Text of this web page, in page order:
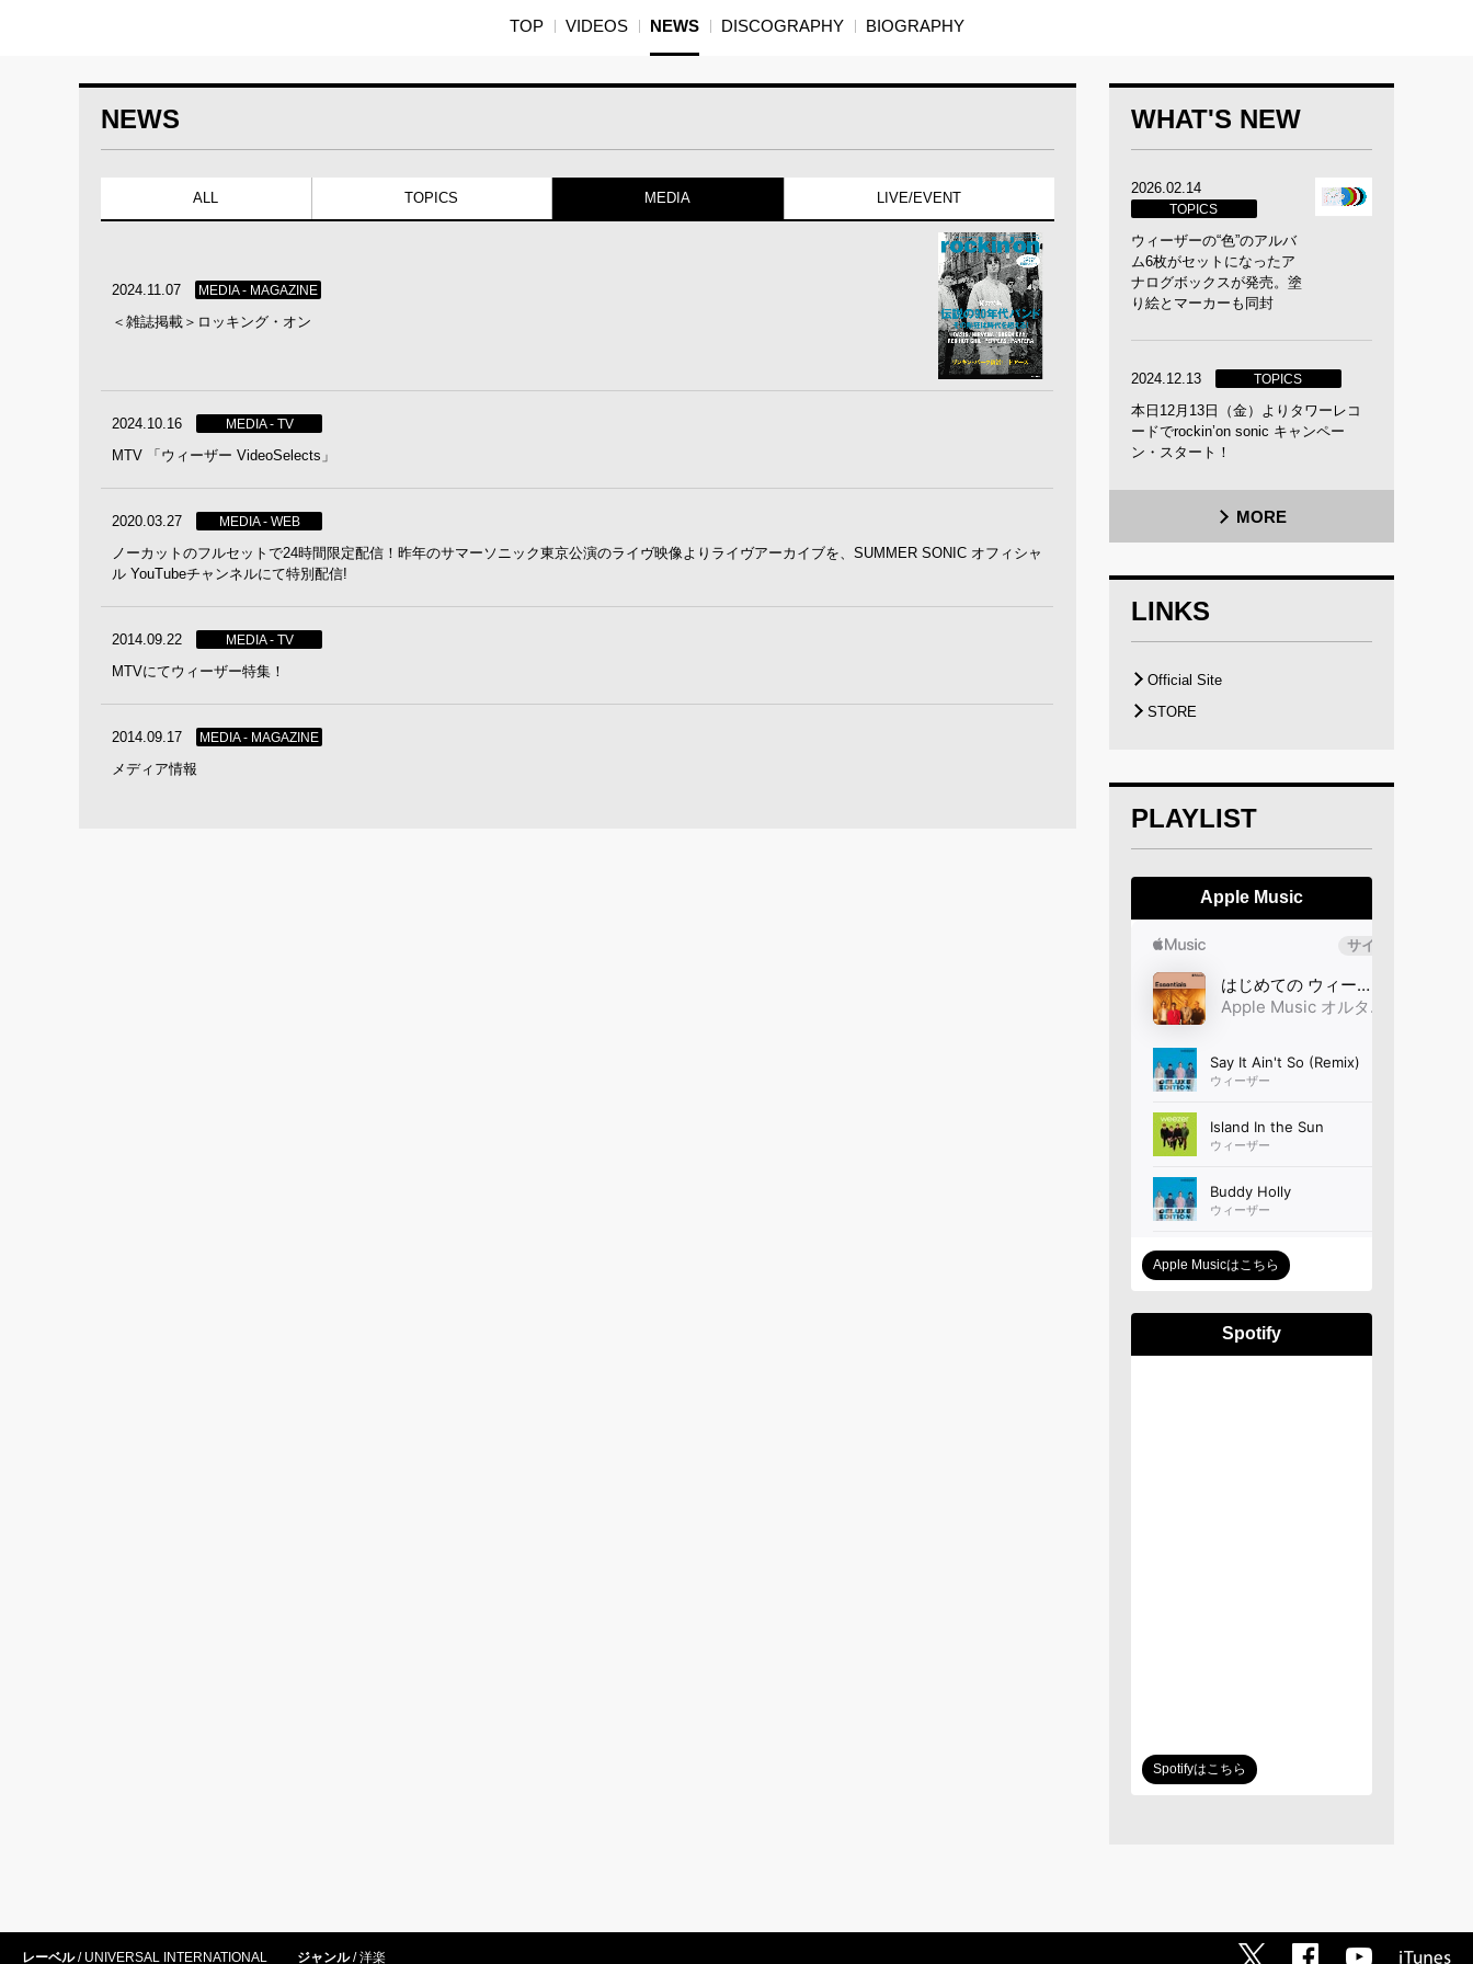
TOP VIDEOS NEWS DISCOGRAPHY BIOGRAPHY
NEWS
ALL TOPICS MEDIA LIVE/EVENT
2024.11.07 MEDIA - MAGAZINE
＜雑誌掲載＞ロッキング・オン
2024.10.16 MEDIA - TV
MTV 「ウィーザー VideoSelects」
2020.03.27 MEDIA - WEB
ノーカットのフルセットで24時間限定配信！昨年のサマーソニック東京公演のライヴ映像よりライヴアーカイブを、SUMMER SONIC オフィシャ
ル YouTubeチャンネルにて特別配信!
2014.09.22 MEDIA - TV
MTVにてウィーザー特集！
2014.09.17 MEDIA - MAGAZINE
メディア情報
WHAT'S NEW
2026.02.14
TOPICS
ウィーザーの“色”のアルバ
ム6枚がセットになったア
ナログボックスが発売。塗
り絵とマーカーも同封
2024.12.13 TOPICS
本日12月13日（金）よりタワーレコ
ードでrockin’on sonic キャンペー
ン・スタート！
MORE
LINKS
Official Site
STORE
PLAYLIST
Apple Music
Apple Musicはこちら
Spotify
Spotifyはこちら
レーベル UNIVERSAL INTERNATIONAL ジャンル 洋楽